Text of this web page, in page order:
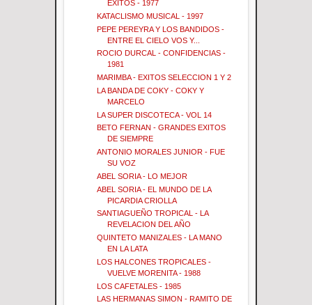
EXITOS - 1977
KATACLISMO MUSICAL - 1997
PEPE PEREYRA Y LOS BANDIDOS -
ENTRE EL CIELO VOS Y...
ROCIO DURCAL - CONFIDENCIAS -
1981
MARIMBA - EXITOS SELECCION 1 Y 2
LA BANDA DE COKY - COKY Y
MARCELO
LA SUPER DISCOTECA - VOL 14
BETO FERNAN - GRANDES EXITOS
DE SIEMPRE
ANTONIO MORALES JUNIOR - FUE
SU VOZ
ABEL SORIA - LO MEJOR
ABEL SORIA - EL MUNDO DE LA
PICARDIA CRIOLLA
SANTIAGUEÑO TROPICAL - LA
REVELACION DEL AÑO
QUINTETO MANIZALES - LA MANO
EN LA LATA
LOS HALCONES TROPICALES -
VUELVE MORENITA - 1988
LOS CAFETALES - 1985
LAS HERMANAS SIMON - RAMITO DE